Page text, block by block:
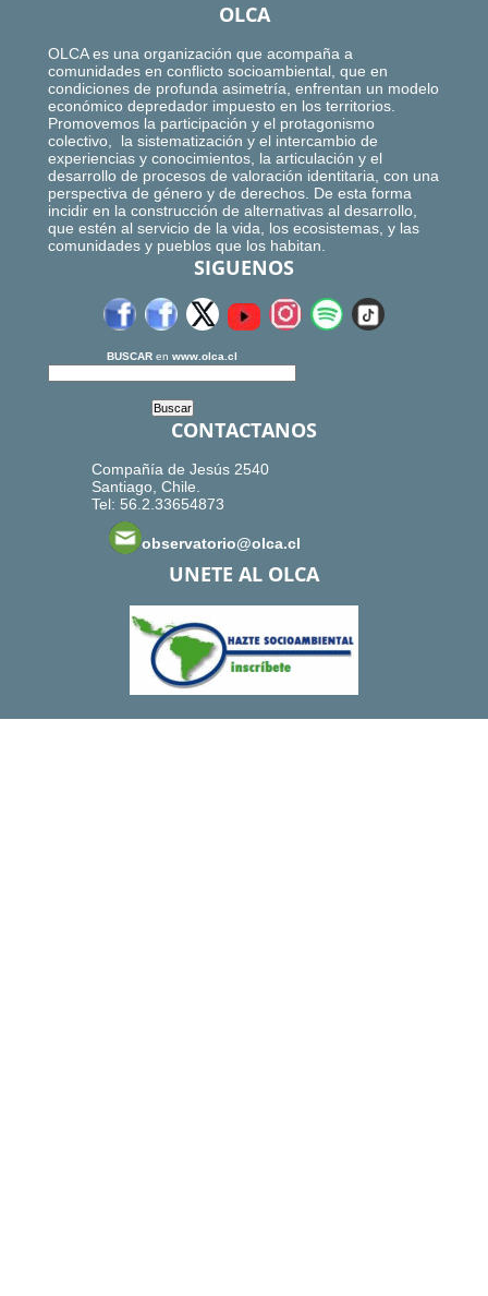
OLCA
OLCA es una organización que acompaña a
comunidades en conflicto socioambiental, que en
condiciones de profunda asimetría, enfrentan un modelo
económico depredador impuesto en los territorios.
Promovemos la participación y el protagonismo
colectivo, la sistematización y el intercambio de
experiencias y conocimientos, la articulación y el
desarrollo de procesos de valoración identitaria, con una
perspectiva de género y de derechos. De esta forma
incidir en la construcción de alternativas al desarrollo,
que estén al servicio de la vida, los ecosistemas, y las
comunidades y pueblos que los habitan.
SIGUENOS
BUSCAR en www.olca.cl
CONTACTANOS
Compañía de Jesús 2540
Santiago, Chile.
Tel: 56.2.33654873
observatorio@olca.cl
UNETE AL OLCA